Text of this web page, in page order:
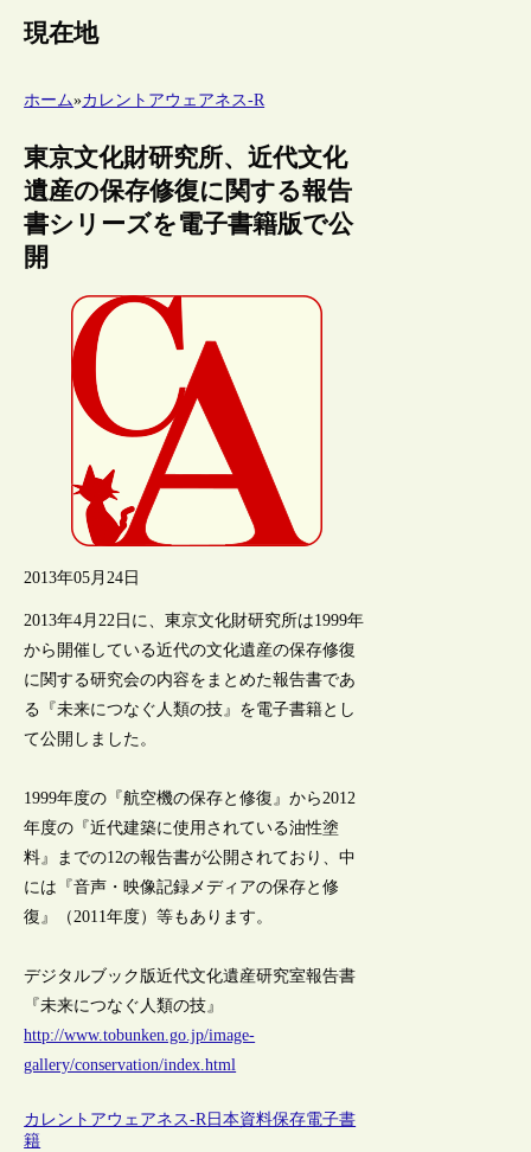
現在地
ホーム»カレントアウェアネス-R
東京文化財研究所、近代文化
遺産の保存修復に関する報告
書シリーズを電子書籍版で公
開
2013年05月24日
2013年4月22日に、東京文化財研究所は1999年
から開催している近代の文化遺産の保存修復
に関する研究会の内容をまとめた報告書であ
る『未来につなぐ人類の技』を電子書籍とし
て公開しました。
1999年度の『航空機の保存と修復』から2012
年度の『近代建築に使用されている油性塗
料』までの12の報告書が公開されており、中
には『音声・映像記録メディアの保存と修
復』（2011年度）等もあります。
デジタルブック版近代文化遺産研究室報告書
『未来につなぐ人類の技』
http://www.tobunken.go.jp/image-
gallery/conservation/index.html
カレントアウェアネス-R日本資料保存電子書
籍